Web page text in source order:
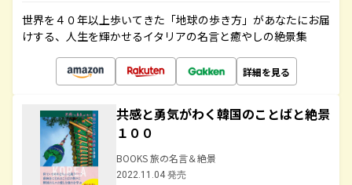
世界を４０年以上歩いてきた「地球の歩き方」があなたにお届
けする、人生を輝かせるイタリアの名言と癒やしの絶景集
詳細を見る
共感と勇気がわく韓国のことばと絶景
１００
BOOKS 旅の名言＆絶景
2022.11.04 発売